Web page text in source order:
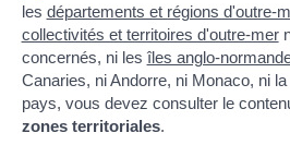
les départements et régions d'outre-
collectivités et territoires d'outre-mer
concernés, ni les îles anglo-
Canaries, ni Andorre, ni Monaco, ni
pays, vous devez consulter le
zones territoriales.